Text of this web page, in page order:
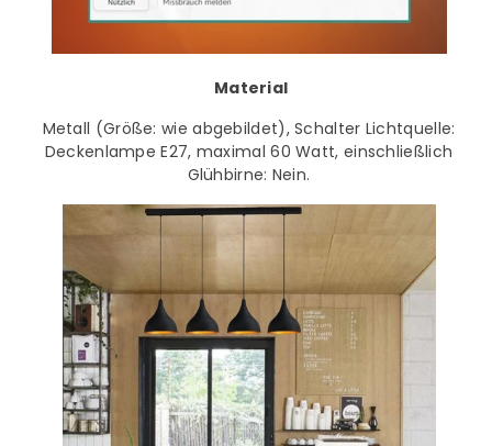
Material
Metall (Größe: wie abgebildet), Schalter Lichtquelle:
Deckenlampe E27, maximal 60 Watt, einschließlich
Glühbirne: Nein.